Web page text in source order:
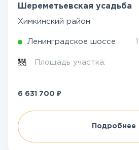
Шереметьевская усадьба
Химкинский район
Ленинградское шоссе
Площадь участка:
6 631 700 ₽
Подробнее